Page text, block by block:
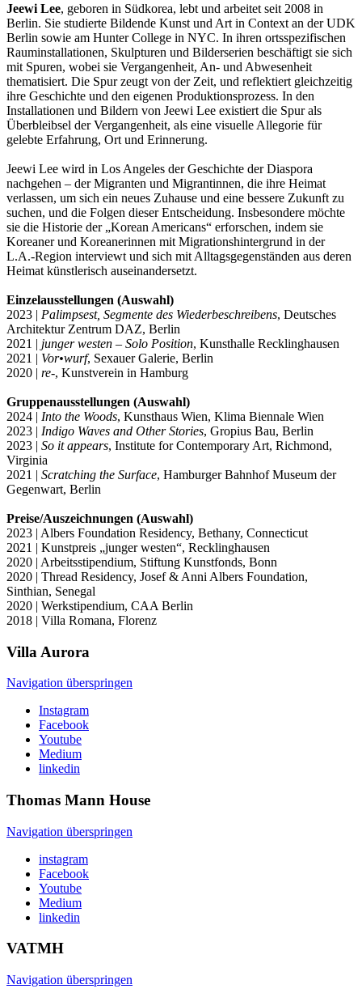
Jeewi Lee, geboren in Südkorea, lebt und arbeitet seit 2008 in
Berlin. Sie studierte Bildende Kunst und Art in Context an der UDK
Berlin sowie am Hunter College in NYC. In ihren ortsspezifischen
Rauminstallationen, Skulpturen und Bilderserien beschäftigt sie sich
mit Spuren, wobei sie Vergangenheit, An- und Abwesenheit
thematisiert. Die Spur zeugt von der Zeit, und reflektiert gleichzeitig
ihre Geschichte und den eigenen Produktionsprozess. In den
Installationen und Bildern von Jeewi Lee existiert die Spur als
Überbleibsel der Vergangenheit, als eine visuelle Allegorie für
gelebte Erfahrung, Ort und Erinnerung.
Jeewi Lee wird in Los Angeles der Geschichte der Diaspora
nachgehen – der Migranten und Migrantinnen, die ihre Heimat
verlassen, um sich ein neues Zuhause und eine bessere Zukunft zu
suchen, und die Folgen dieser Entscheidung. Insbesondere möchte
sie die Historie der „Korean Americans“ erforschen, indem sie
Koreaner und Koreanerinnen mit Migrationshintergrund in der
L.A.-Region interviewt und sich mit Alltagsgegenständen aus deren
Heimat künstlerisch auseinandersetzt.
Einzelausstellungen (Auswahl)
2023 | Palimpsest, Segmente des Wiederbeschreibens, Deutsches
Architektur Zentrum DAZ, Berlin
2021 | junger westen – Solo Position, Kunsthalle Recklinghausen
2021 | Vor•wurf, Sexauer Galerie, Berlin
2020 | re-, Kunstverein in Hamburg
Gruppenausstellungen (Auswahl)
2024 | Into the Woods, Kunsthaus Wien, Klima Biennale Wien
2023 | Indigo Waves and Other Stories, Gropius Bau, Berlin
2023 | So it appears, Institute for Contemporary Art, Richmond,
Virginia
2021 | Scratching the Surface, Hamburger Bahnhof Museum der
Gegenwart, Berlin
Preise/Auszeichnungen (Auswahl)
2023 | Albers Foundation Residency, Bethany, Connecticut
2021 | Kunstpreis „junger westen“, Recklinghausen
2020 | Arbeitsstipendium, Stiftung Kunstfonds, Bonn
2020 | Thread Residency, Josef & Anni Albers Foundation,
Sinthian, Senegal
2020 | Werkstipendium, CAA Berlin
2018 | Villa Romana, Florenz
Villa Aurora
Navigation überspringen
Instagram
Facebook
Youtube
Medium
linkedin
Thomas Mann House
Navigation überspringen
instagram
Facebook
Youtube
Medium
linkedin
VATMH
Navigation überspringen